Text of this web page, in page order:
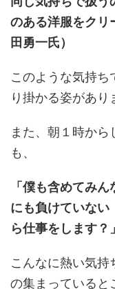
のある洋服をクリ
田勇一氏）
このような気持ち
り掛かる姿があり
また、朝１時か
も、
「僕も含めてみ
にも負けていな
ら仕事をします？
こんなに熱い気持
の集まっていると